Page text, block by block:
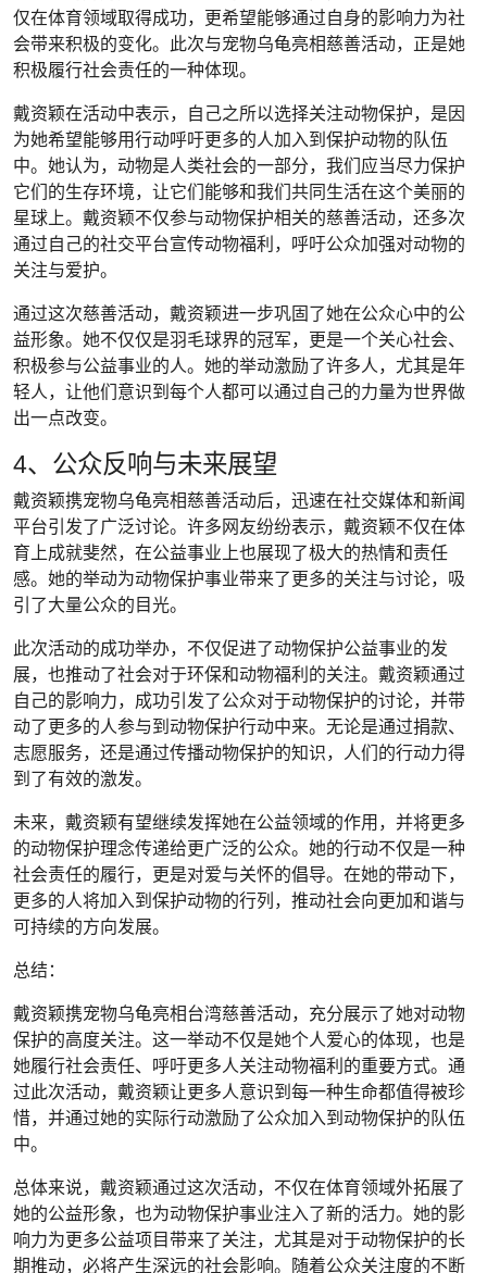
仅在体育领域取得成功，更希望能够通过自身的影响力为社
会带来积极的变化。此次与宠物乌龟亮相慈善活动，正是她
积极履行社会责任的一种体现。
戴资颖在活动中表示，自己之所以选择关注动物保护，是因
为她希望能够用行动呼吁更多的人加入到保护动物的队伍
中。她认为，动物是人类社会的一部分，我们应当尽力保护
它们的生存环境，让它们能够和我们共同生活在这个美丽的
星球上。戴资颖不仅参与动物保护相关的慈善活动，还多次
通过自己的社交平台宣传动物福利，呼吁公众加强对动物的
关注与爱护。
通过这次慈善活动，戴资颖进一步巩固了她在公众心中的公
益形象。她不仅仅是羽毛球界的冠军，更是一个关心社会、
积极参与公益事业的人。她的举动激励了许多人，尤其是年
轻人，让他们意识到每个人都可以通过自己的力量为世界做
出一点改变。
4、公众反响与未来展望
戴资颖携宠物乌龟亮相慈善活动后，迅速在社交媒体和新闻
平台引发了广泛讨论。许多网友纷纷表示，戴资颖不仅在体
育上成就斐然，在公益事业上也展现了极大的热情和责任
感。她的举动为动物保护事业带来了更多的关注与讨论，吸
引了大量公众的目光。
此次活动的成功举办，不仅促进了动物保护公益事业的发
展，也推动了社会对于环保和动物福利的关注。戴资颖通过
自己的影响力，成功引发了公众对于动物保护的讨论，并带
动了更多的人参与到动物保护行动中来。无论是通过捐款、
志愿服务，还是通过传播动物保护的知识，人们的行动力得
到了有效的激发。
未来，戴资颖有望继续发挥她在公益领域的作用，并将更多
的动物保护理念传递给更广泛的公众。她的行动不仅是一种
社会责任的履行，更是对爱与关怀的倡导。在她的带动下，
更多的人将加入到保护动物的行列，推动社会向更加和谐与
可持续的方向发展。
总结：
戴资颖携宠物乌龟亮相台湾慈善活动，充分展示了她对动物
保护的高度关注。这一举动不仅是她个人爱心的体现，也是
她履行社会责任、呼吁更多人关注动物福利的重要方式。通
过此次活动，戴资颖让更多人意识到每一种生命都值得被珍
惜，并通过她的实际行动激励了公众加入到动物保护的队伍
中。
总体来说，戴资颖通过这次活动，不仅在体育领域外拓展了
她的公益形象，也为动物保护事业注入了新的活力。她的影
响力为更多公益项目带来了关注，尤其是对于动物保护的长
期推动，必将产生深远的社会影响。随着公众关注度的不断